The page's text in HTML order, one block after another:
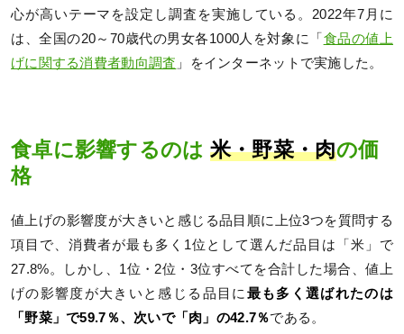
心が高いテーマを設定し調査を実施している。2022年7月に
は、全国の20～70歳代の男女各1000人を対象に「 食品の値上
げに関する消費者動向調査 」をインターネットで実施した。
食卓に影響するのは 米・野菜・肉の価
格
値上げの影響度が大きいと感じる品目順に上位3つを質問する
項目で、消費者が最も多く1位として選んだ品目は「米」で
27.8%。しかし、1位・2位・3位すべてを合計した場合、値上
げの影響度が大きいと感じる品目に最も多く選ばれたのは
「野菜」で59.7％、次いで「肉」の42.7％である。